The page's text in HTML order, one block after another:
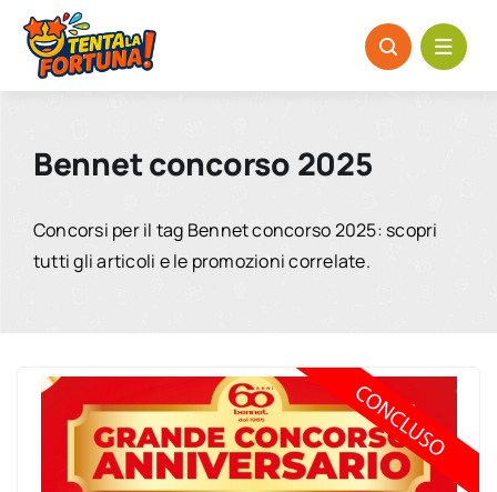
Salta
contenuto
Bennet concorso 2025
Concorsi per il tag Bennet concorso 2025: scopri
tutti gli articoli e le promozioni correlate.